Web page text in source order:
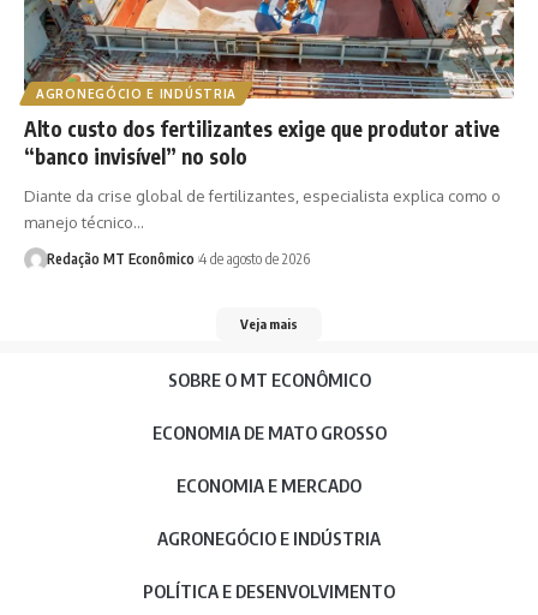
AGRONEGÓCIO E INDÚSTRIA
Alto custo dos fertilizantes exige que produtor ative
“banco invisível” no solo
Diante da crise global de fertilizantes, especialista explica como o
manejo técnico…
Redação MT Econômico 4 de agosto de 2026
Veja mais
SOBRE O MT ECONÔMICO
ECONOMIA DE MATO GROSSO
ECONOMIA E MERCADO
AGRONEGÓCIO E INDÚSTRIA
POLÍTICA E DESENVOLVIMENTO